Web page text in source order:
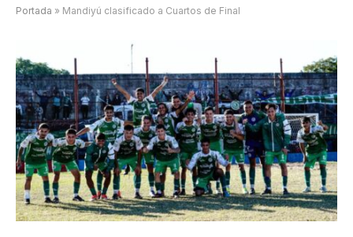
Portada » Mandiyú clasificado a Cuartos de Final